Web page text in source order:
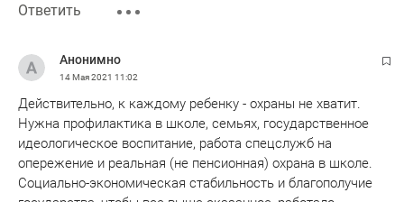
такие люди рожают своих детей,но за воспитание моих
Отберите телефоны и заставьте
общаться...Конечно,ребенок же сразу станет
спичками же тоже в 90 формировались самые лучшие
качества в человеке...Психологи нужны родителям
сначала,а не детям,судя по всему...Ковид показал,что
общество без армии проживет,а без медиков-Нет.Что еще
должно случиться,чтобы вернулась ценность учительства
Ответить
Анонимно
14 Мая 2021 11:02
Действительно, к каждому ребенку - охраны не хватит.
Нужна профилактика в школе, семьях, государственное
идеологическое воспитание, работа спецслужб на
опережение и реальная (не пенсионная) охрана в школе.
Социально-экономическая стабильность и благополучие